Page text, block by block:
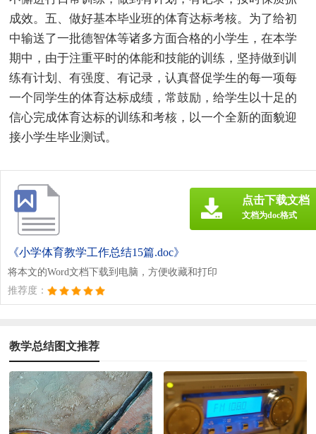
成效。五、做好基本毕业班的体育达标考核。为了给初
中输送了一批德智体等诸多方面合格的小学生，在本学
期中，由于注重平时的体能和技能的训练，坚持做到训
练有计划、有强度、有记录，认真督促学生的每一项每
一个同学生的体育达标成绩，常鼓励，给学生以十足的
信心完成体育达标的训练和考核，以一个全新的面貌迎
接小学生毕业测试。
《小学体育教学工作总结15篇.doc》
将本文的Word文档下载到电脑，方便收藏和打印
推荐度：
点击下载文档
文档为doc格式
教学总结图文推荐